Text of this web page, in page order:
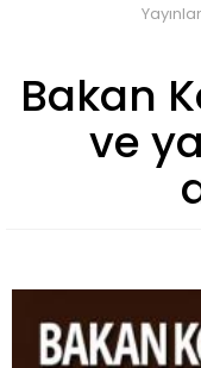
Bakan
ve